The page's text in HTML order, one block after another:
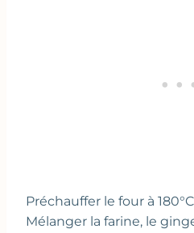
Préchauffer le four à
Mélanger la farine, le